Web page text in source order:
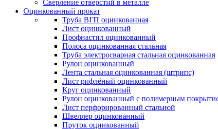
Сверление отверстий в металле
Оцинкованный прокат
Труба ВГП оцинкованная
Лист оцинкованный
Профнастил оцинкованный
Полоса оцинкованная стальная
Труба электросварная стальная оцинкованная
Рулон оцинкованный
Лента стальная оцинкованная (штрипс)
Лист рифлёный оцинкованный
Круг оцинкованный
Рулон оцинкованный с полимерным
Лист перфорированный стальной
Швеллер оцинкованный
Пруток оцинкованный